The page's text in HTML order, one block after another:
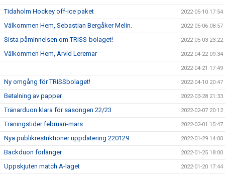
Tidaholm Hockey off-ice paket 2022-05-10 17:54
Välkommen Hem, Sebastian Bergåker Melin. 2022-05-06 08:57
Sista påminnelsen om TRISS-bolaget! 2022-05-03 23:22
Välkommen Hem, Arvid Leremar 2022-04-22 09:34
2022-04-21 17:49
Ny omgång för TRISSbolaget! 2022-04-10 20:47
Betalning av papper 2022-03-28 21:33
Tränarduon klara för säsongen 22/23 2022-02-07 20:12
Träningstider februari-mars 2022-02-01 15:47
Nya publikrestriktioner uppdatering 220129 2022-01-29 14:00
Backduon förlänger 2022-01-25 18:00
Uppskjuten match A-laget 2022-01-20 17:44